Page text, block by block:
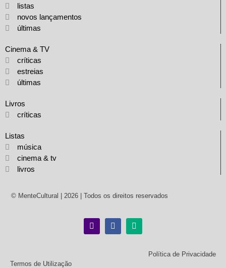
listas
novos lançamentos
últimas
Cinema & TV
críticas
estreias
últimas
Livros
críticas
Listas
música
cinema & tv
livros
© MenteCultural | 2026 | Todos os direitos reservados
Política de Privacidade
Termos de Utilização